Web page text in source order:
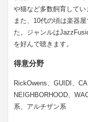
や猫など多数飼育してい
また、10代の頃は楽器
た。ジャンルは
を好んで聴きます。
得意分野
RickOwens、GUIDI、
NEIGHBORHOOD、
系、アルチザン系